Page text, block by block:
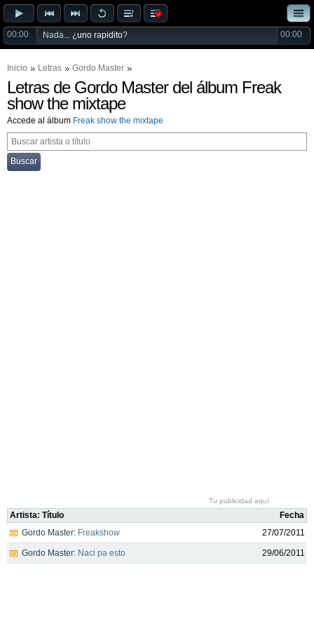
00:00 Nada... ¿uno rapidito? 00:00
Inicio Letras Gordo Master
Letras de Gordo Master del álbum Freak
show the mixtape
Accede al álbum Freak show the mixtape
Buscar
Tu publicidad aquí
Artista: Título
Fecha
Gordo Master: Freakshow 27/07/2011
Gordo Master: Naci pa esto 29/06/2011